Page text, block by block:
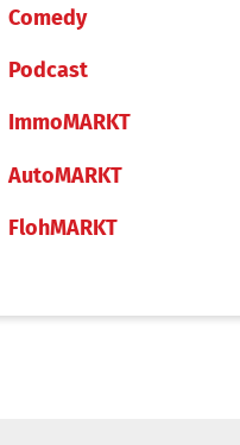
Comedy
Podcast
ImmoMARKT
AutoMARKT
FlohMARKT